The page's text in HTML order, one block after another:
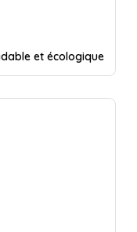
et écologique